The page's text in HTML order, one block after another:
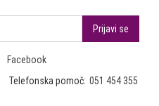
Facebook
Telefonska pomoč: 051 454 355